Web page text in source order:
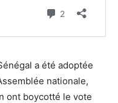
a été adoptée
nationale,
ont boycotté le vote